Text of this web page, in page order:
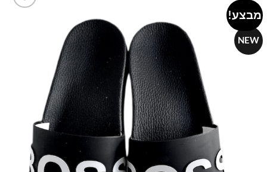
מבצע!
NEW